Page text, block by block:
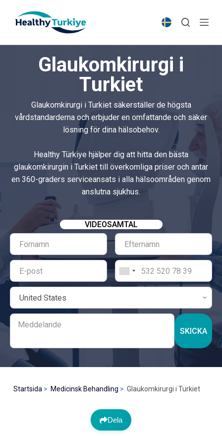
p
Glaukomkirurgi i
Turkiet
Glaukomkirurgi i Turkiet säkerställer de högsta
vårdstandarderna och erbjuder en omfattande och säker
lösning för dina hälsobehov.
Healthy Türkiye hjälper dig att hitta den bästa
glaukomkirurgin i Turkiet till överkomliga priser och antar
en 360-graders serviceansats i alla hälsoområden genom
anslutna sjukhus.
VIDEOSAMTAL
SKICKA
Startsida Medicinsk Behandling Glaukomkirurgi i Turkiet
Dela